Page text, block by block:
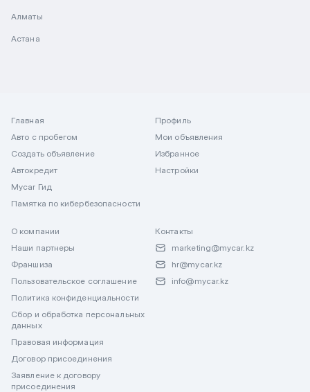
Алматы
Астана
Главная
Авто с пробегом
Создать объявление
Автокредит
Mycar Гид
Памятка по кибербезопасности
Профиль
Мои объявления
Избранное
Настройки
О компании
Наши партнеры
Франшиза
Пользовательское соглашение
Политика конфиденциальности
Сбор и обработка персональных
данных
Правовая информация
Договор присоединения
Заявление к договору
присоединения
Контакты
marketing@mycar.kz
hr@mycar.kz
info@mycar.kz